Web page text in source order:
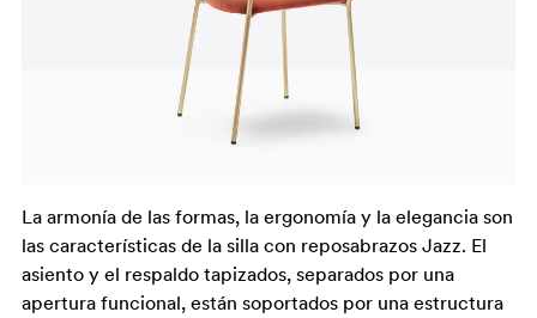
La armonía de las formas, la ergonomía y la elegancia son
las características de la silla con reposabrazos Jazz. El
asiento y el respaldo tapizados, separados por una
apertura funcional, están soportados por una estructura